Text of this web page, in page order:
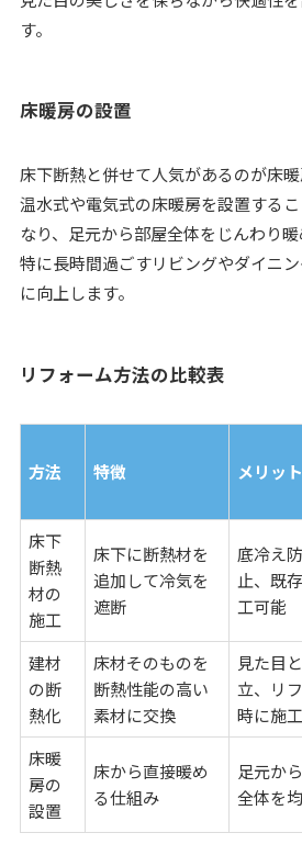
す。
床暖房の設置
床下断熱と併せて人気があるのが床暖
温水式や電気式の床暖房を設置する
なり、足元から部屋全体をじんわり暖
特に長時間過ごすリビングやダイニ
に向上します。
リフォーム方法の比較表
方法 特徴 メリット
床下
断熱
材の
施工
床下に断熱材を
追加して冷気を
遮断
底冷え
止、既
工可能
建材
の断
熱化
床材そのものを
断熱性能の高い
素材に交換
見た目
立、リ
時に施
床暖
房の
設置
床から直接暖め
る仕組み
足元か
全体を